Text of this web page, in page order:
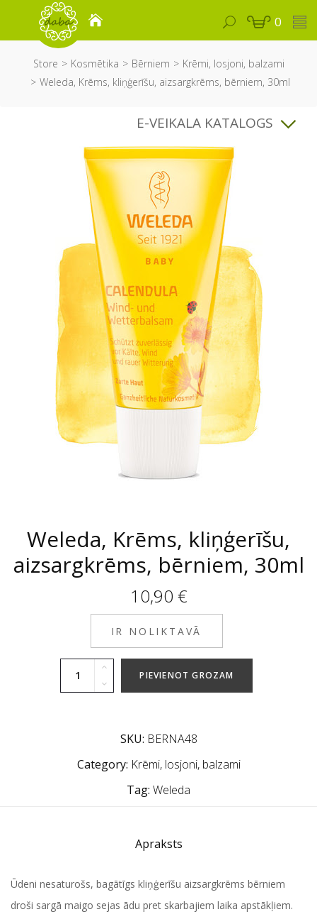
0
Store Kosmētika Bērniem
Krēmi, losjoni, balzami
Weleda, Krēms, kliņģerīšu, aizsargkrēms, bērniem, 30ml
E-VEIKALA KATALOGS
Weleda, Krēms, kliņģerīšu,
aizsargkrēms, bērniem, 30ml
10,90 €
IR NOLIKTAVĀ
PIEVIENOT GROZAM
SKU: BERNA48
Category: Krēmi, losjoni, balzami
Tag: Weleda
Apraksts
Ūdeni nesaturošs, bagātīgs kliņģerīšu aizsargkrēms bērniem
droši sargā maigo sejas ādu pret skarbajiem laika apstākļiem.